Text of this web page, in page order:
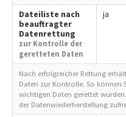
Dateiliste nach
beauftragter
Datenrettung
zur Kontrolle der
geretteten Daten
ja
Nach erfolgreicher Rettung
Daten zur Kontrolle. So können
wichtigen Daten gerettet
der Datenwiederherstellung